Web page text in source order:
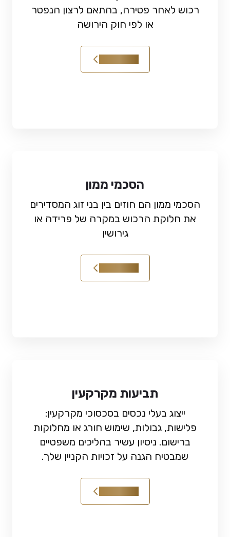
רכוש לאחר פטירה, בהתאם לרצון הנפטר
או לפי חוק הירושה
הסכמי ממון
הסכמי ממון הם חוזים בין בני זוג המסדירים
את חלוקת הרכוש במקרה של פרידה או
גירושין
תביעות מקרקעין
ייצוג בעלי נכסים בסכסוכי מקרקעין:
פלישות, גבולות, שימוש חורג או מחלוקות
ברישום. ניסיון עשיר בהליכים משפטיים
שמבטיח הגנה על זכויות הקניין שלך.